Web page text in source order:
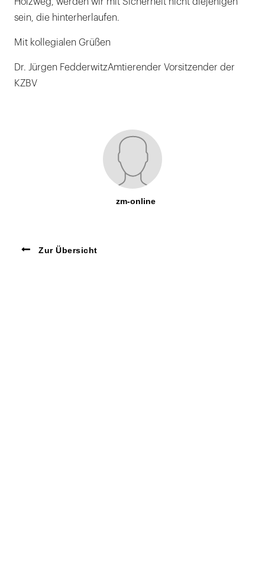
sein, die hinterherlaufen.
Mit kollegialen Grüßen
Dr. Jürgen FedderwitzAmtierender Vorsitzender der
KZBV
zm-online
Zur Übersicht